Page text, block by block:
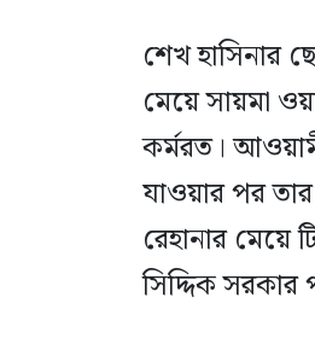
শেখ হাসিনার
মেয়ে সায়মা
কর্মরত।
যাওয়ার পর
রেহানার মেয়ে
সিদ্দিক